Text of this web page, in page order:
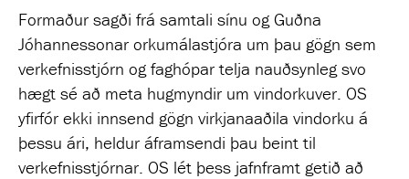
Formaður sagði frá samtali sínu og Guðna
Jóhannessonar orkumálastjóra um þau gögn sem
verkefnisstjórn og faghópar telja nauðsynleg svo
hægt sé að meta hugmyndir um vindorkuver. OS
yfirfór ekki innsend gögn virkjanaaðila vindorku á
þessu ári, heldur áframsendi þau beint til
verkefnisstjórnar. OS lét þess jafnframt getið að